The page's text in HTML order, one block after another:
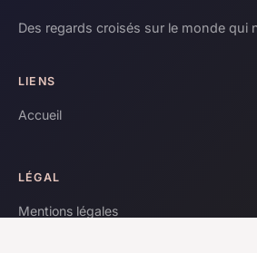
Des regards croisés sur le monde qui
LIENS
Accueil
LÉGAL
Mentions légales